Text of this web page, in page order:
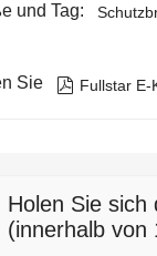
und Tag:
Sie  Fullstar E-
Holen Sie sich
(innerhalb von